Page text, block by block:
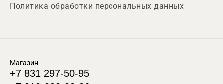
Политика обработки персональных данных
Магазин
+7 831 297-50-95